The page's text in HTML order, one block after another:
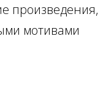
произведения,
мотивами